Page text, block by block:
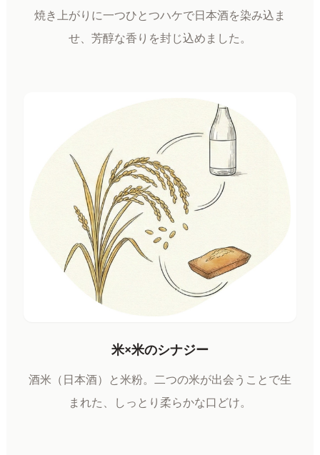
焼き上がりに一つひとつハケで日本酒を染み込ま
せ、芳醇な香りを封じ込めました。
米×米のシナジー
酒米（日本酒）と米粉。二つの米が出会うことで生
まれた、しっとり柔らかな口どけ。